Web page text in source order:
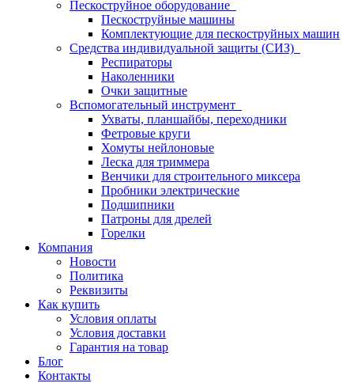
Пескоструйное оборудование
Пескоструйные машины
Комплектующие для пескоструйных машин
Средства индивидуальной защиты (СИЗ)
Респираторы
Наколенники
Очки защитные
Вспомогательный инструмент
Ухваты, планшайбы, переходники
Фетровые круги
Хомуты нейлоновые
Леска для триммера
Венчики для строительного миксера
Пробники электрические
Подшипники
Патроны для дрелей
Горелки
Компания
Новости
Политика
Реквизиты
Как купить
Условия оплаты
Условия доставки
Гарантия на товар
Блог
Контакты